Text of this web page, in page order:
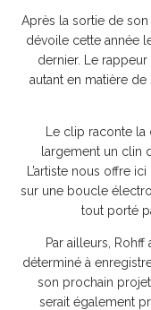
Après la sortie de
dévoile cette année
dernier. Le
autant en matière
Le clip raconte
largement un clin
L’artiste nous offre
sur une boucle
tout porté
Par ailleurs, Rohff
déterminé à
son prochain projet
serait également